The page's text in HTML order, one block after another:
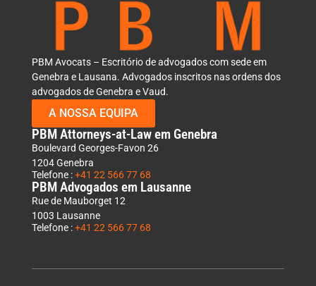
PBM Avocats – Escritório de advogados com sede em
Genebra e Lausana. Advogados inscritos nas ordens dos
advogados de Genebra e Vaud.
A NOSSA EQUIPA
PBM Attorneys-at-Law em Genebra
Boulevard Georges-Favon 26
1204 Genebra
Telefone :+41 22 566 77 68
PBM Advogados em Lausanne
Rue de Mauborget 12
1003 Lausanne
Telefone :+41 22 566 77 68